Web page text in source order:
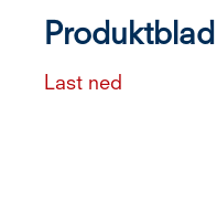
Produktblad
Last ned